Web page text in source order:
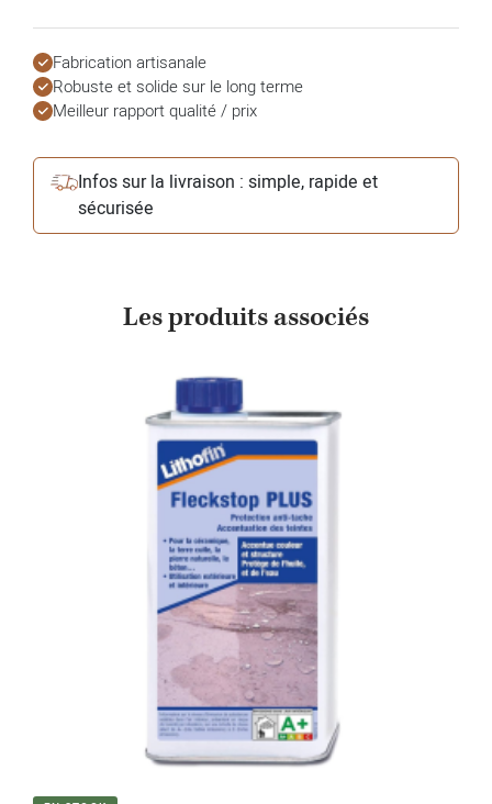
Fabrication artisanale
Robuste et solide sur le long terme
Meilleur rapport qualité / prix
Infos sur la livraison : simple, rapide et
sécurisée
Les produits associés